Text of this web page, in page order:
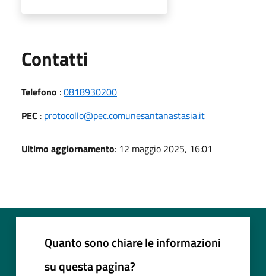
Contatti
Telefono :0818930200
PEC : protocollo@pec.comunesantanastasia.it
Ultimo aggiornamento: 12 maggio 2025, 16:01
Quanto sono chiare le informazioni
su questa pagina?